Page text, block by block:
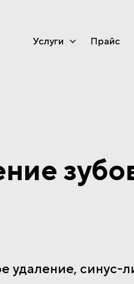
Услуги Прайс
удаление, синус-